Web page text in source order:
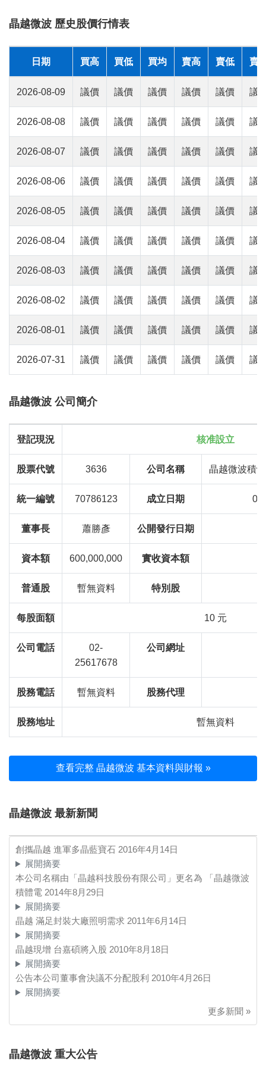
晶越微波 歷史股價行情表
日期 買高 買低 買均 賣高 賣低 賣
2026-08-09 議價 議價 議價 議價 議價 議
2026-08-08 議價 議價 議價 議價 議價 議
2026-08-07 議價 議價 議價 議價 議價 議
2026-08-06 議價 議價 議價 議價 議價 議
2026-08-05 議價 議價 議價 議價 議價 議
2026-08-04 議價 議價 議價 議價 議價 議
2026-08-03 議價 議價 議價 議價 議價 議
2026-08-02 議價 議價 議價 議價 議價 議
2026-08-01 議價 議價 議價 議價 議價 議
2026-07-31 議價 議價 議價 議價 議價 議
晶越微波 公司簡介
登記現況 核准設立
股票代號 3636 公司名稱 晶越微波積
統一編號 70786123 成立日期
董事長 蕭勝彥 公開發行日期
資本額 600,000,000 實收資本額
普通股 暫無資料 特別股
每股面額 10 元
公司電話
02-
25617678
公司網址
股務電話 暫無資料 股務代理
股務地址 暫無資料
查看完整 晶越微波 基本資料與財報 »
晶越微波 最新新聞
創攜晶越 進軍多晶藍寶石 2016年4月14日
展開摘要
本公司名稱由「晶越科技股份有限公司」更名為 「晶越微波
積體電 2014年8月29日
展開摘要
晶越 滿足封裝大廠照明需求 2011年6月14日
展開摘要
晶越現增 台嘉碩將入股 2010年8月18日
展開摘要
公告本公司董事會決議不分配股利 2010年4月26日
展開摘要
更多新聞 »
晶越微波 重大公告